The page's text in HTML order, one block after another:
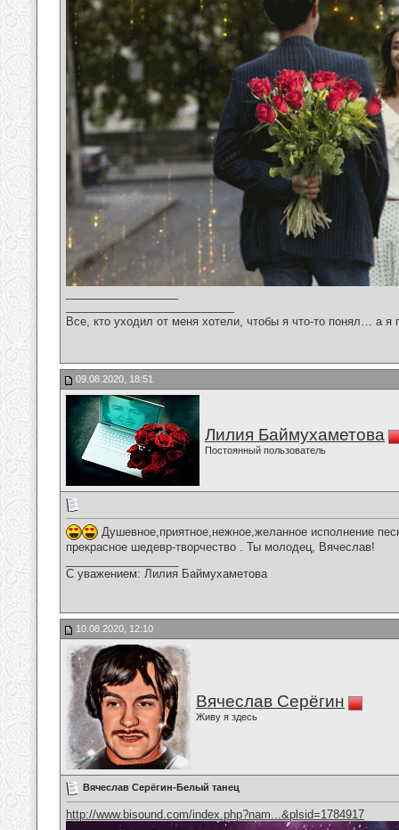
Все, кто уходил от меня хотели, чтобы я что-то понял… а
09.08.2020, 18:51
Лилия Баймухаметова
Постоянный пользователь
Душевное,приятное,нежное,желанное исполнение
прекрасное шедевр-творчество . Ты молодец, Вячеслав!
С уважением: Лилия Баймухаметова
10.08.2020, 12:10
Вячеслав Серёгин
Живу я здесь
Вячеслав Серёгин-Белый танец
http://www.bisound.com/index.php?nam...&plsid=1784917